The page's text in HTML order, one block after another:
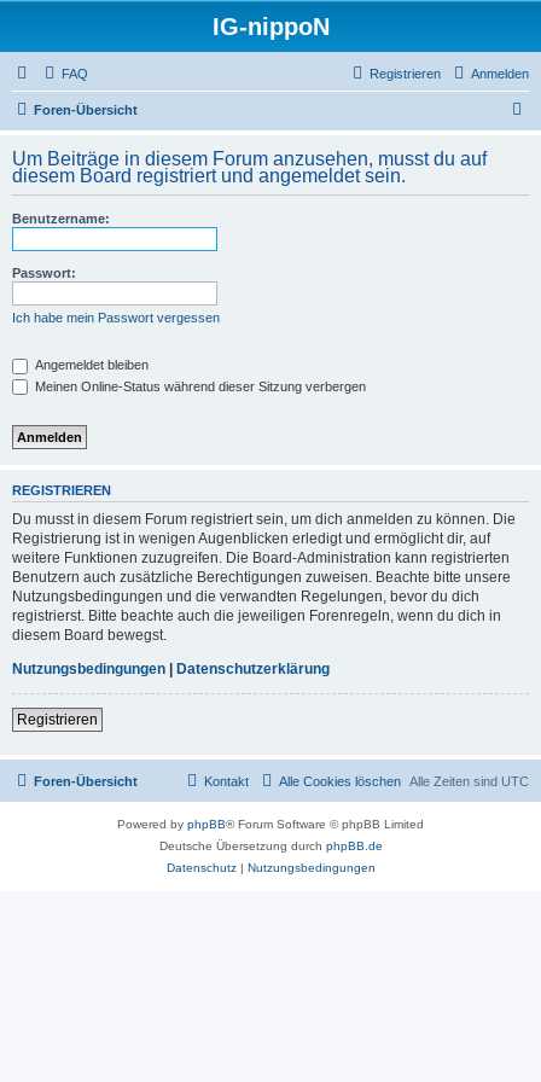
IG-nippoN
FAQ Anmelden
Registrieren
Foren-Übersicht
h
Um Beiträge in diesem Forum anzusehen, musst du auf
diesem Board registriert und angemeldet sein.
Benutzername:
Passwort:
Ich habe mein Passwort vergessen
Angemeldet bleiben
Meinen Online-Status während dieser Sitzung verbergen
REGISTRIEREN
Du musst in diesem Forum registriert sein, um dich anmelden zu können. Die
Registrierung ist in wenigen Augenblicken erledigt und ermöglicht dir, auf
weitere Funktionen zuzugreifen. Die Board-Administration kann registrierten
Benutzern auch zusätzliche Berechtigungen zuweisen. Beachte bitte unsere
Nutzungsbedingungen und die verwandten Regelungen, bevor du dich
registrierst. Bitte beachte auch die jeweiligen Forenregeln, wenn du dich in
diesem Board bewegst.
Nutzungsbedingungen | Datenschutzerklärung
Registrieren
Foren-Übersicht Alle Zeiten sind UTC
Alle Cookies löschen
Kontakt
Powered by phpBB® Forum Software © phpBB Limited
Deutsche Übersetzung durch phpBB.de
Datenschutz| Nutzungsbedingungen